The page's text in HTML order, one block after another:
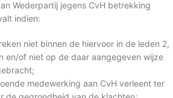
Wederpartij jegens CvH betrekking
indien:
niet binnen de hiervoor in de leden 2,
en/of niet op de daar aangegeven wijze
medewerking aan CvH verleent ter